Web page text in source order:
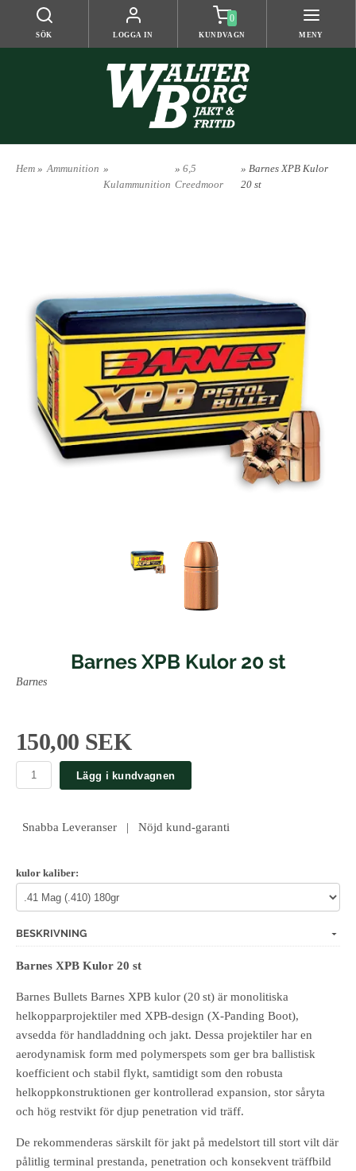
SÖK LOGGA IN
0
KUNDVAGN MENY
Hem » Ammunition »
Kulammunition
» 6,5
Creedmoor
» Barnes XPB Kulor
20 st
Barnes XPB Kulor 20 st
Barnes
150,00 SEK
Lägg i kundvagnen
Snabba Leveranser | Nöjd kund-garanti
kulor kaliber:
BESKRIVNING
Barnes XPB Kulor 20 st
Barnes Bullets Barnes XPB kulor (20 st) är monolitiska
helkopparprojektiler med XPB‑design (X‑Panding Boot),
avsedda för handladdning och jakt. Dessa projektiler har en
aerodynamisk form med polymerspets som ger bra ballistisk
koefficient och stabil flykt, samtidigt som den robusta
helkoppkonstruktionen ger kontrollerad expansion, stor såryta
och hög restvikt för djup penetration vid träff.
De rekommenderas särskilt för jakt på medelstort till stort vilt där
pålitlig terminal prestanda, penetration och konsekvent träffbild